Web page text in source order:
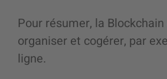
Pour résumer, la
organiser et cogérer, par
ligne.